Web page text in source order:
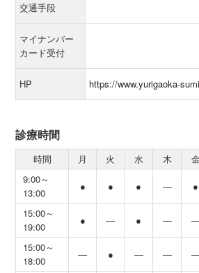
交通手段
マイナンバー
カード受付
HP https://www.yurigaoka-
診療時間
時間 月 火 水 木 金
9:00～
13:00
● ● ● ― ●
15:00～
19:00
● ― ● ―
15:00～
18:00
― ● ― ―